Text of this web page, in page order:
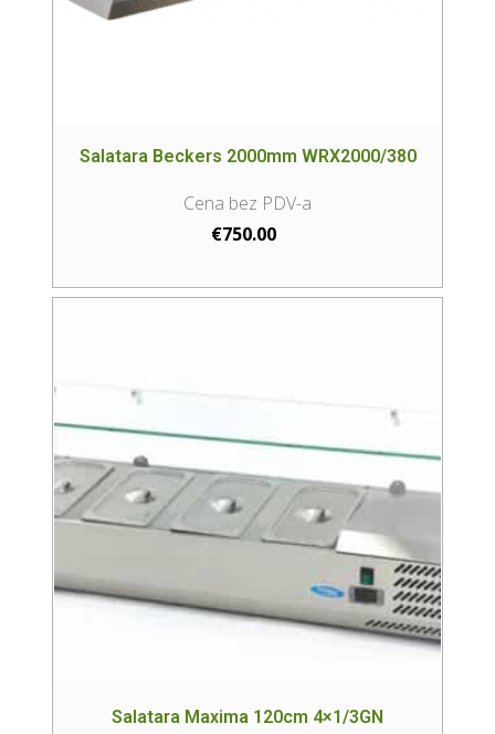
Salatara Beckers 2000mm WRX2000/380
€750.00
Salatara Maxima 120cm 4×1/3GN